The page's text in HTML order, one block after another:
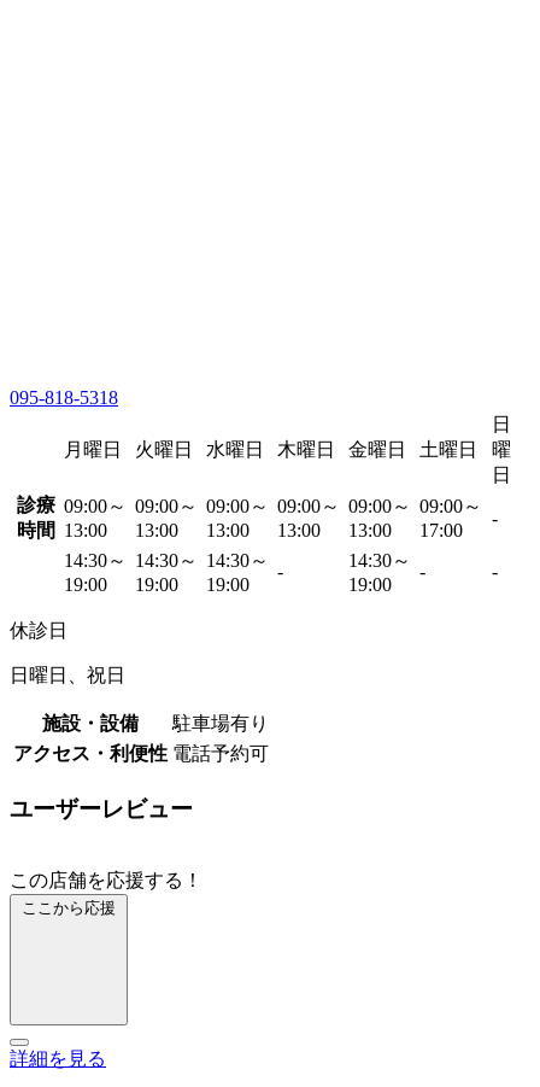
095-818-5318
月曜日 火曜日 水曜日 木曜日 金曜日 土曜日
日
曜
日
診療
時間
09:00～
13:00
09:00～
13:00
09:00～
13:00
09:00～
13:00
09:00～
13:00
09:00～
17:00
-
14:30～
19:00
14:30～
19:00
14:30～
19:00
-
14:30～
19:00
- -
休診日
日曜日、祝日
施設・設備
駐車場有り
アクセス・利便性 電話予約可
ユーザーレビュー
この店舗を応援する！
ここから応援
詳細を見る